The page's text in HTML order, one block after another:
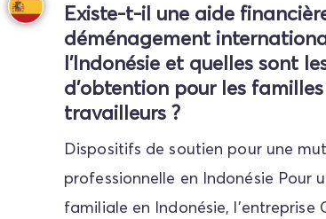
Existe-t-il une aide
déménagement
l'Indonésie et quelles sont
d'obtention pour les
travailleurs ?
Dispositifs de soutien pour une
professionnelle en Indonésie Pour
familiale en Indonésie, l'entreprise